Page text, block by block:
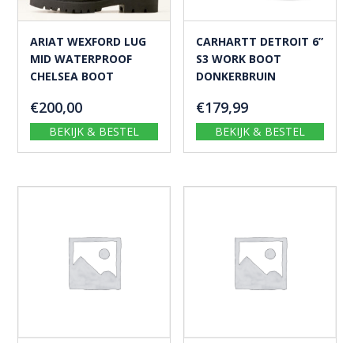
ARIAT WEXFORD LUG
MID WATERPROOF
CHELSEA BOOT
€200,00
BEKIJK & BESTEL
CARHARTT DETROIT 6”
S3 WORK BOOT
DONKERBRUIN
€179,99
BEKIJK & BESTEL